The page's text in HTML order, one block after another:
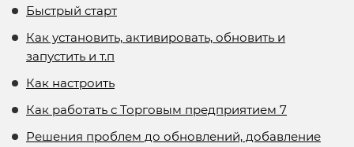
Быстрый старт
Как установить, активировать, обновить и
запустить и т.п
Как настроить
Как работать с Торговым предприятием 7
Решения проблем до обновлений, добавление